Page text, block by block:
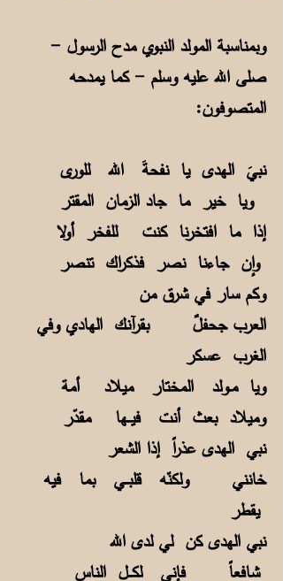
وبمناسبة المولد النبوي مدح الرسول -
صلى الله عليه وسلم - كما يمدحه
المتصوفون:
نبيَ الهدى يا نفحةَ الله للورى
ويا خير ما جاد الزمان المقتر
إذا ما افتخرنا كنت للفخر أولا
وإن جاءنا نصر فذكراك تنصر
وكم سار في شرق من
العرب جحفلٌ بقرآنك الهادي وفي
الغرب عسكر
ويا مـولد المختار ميلاد أمة
وميلاد بعث أنت فيــها مقدّر
نبي الهدى عذراً إذا الشعر
خانني ولكنّه قلبــي بما فيه
يقطر
نبي الهدى كن لي لدى الله
شافعاً فإني لكــل الناس